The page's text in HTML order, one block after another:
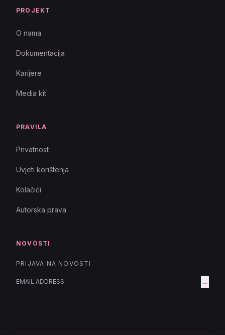
PROJEKT
O nama
Dokumentacija
Karijere
Media kit
PRAVILA
Privatnost
Uvjeti korištenja
Kolačići
Autorska prava
NOVOSTI
PRIJAVA NA NOVOSTI
→